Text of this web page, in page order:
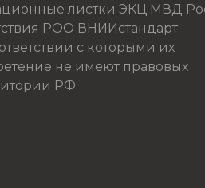
листки ЭКЦ МВД
РОО ВНИИстандарт
с которыми их
не имеют правовых
РФ.